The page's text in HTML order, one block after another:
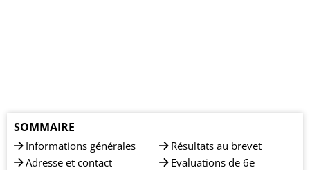
SOMMAIRE
Informations générales
Adresse et contact
Résultats au brevet
Evaluations de 6e